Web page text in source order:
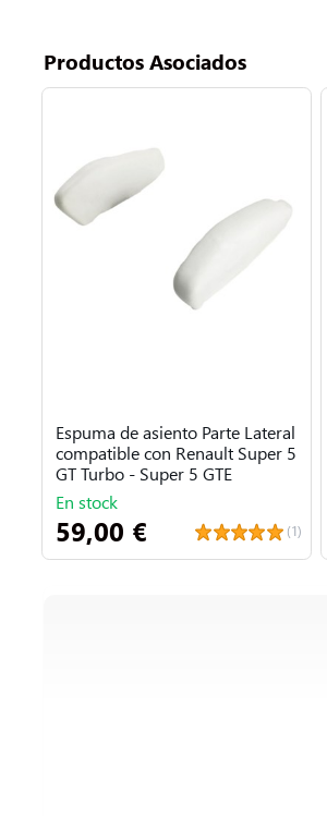
Productos Asociados
Espuma de asiento Parte Lateral
compatible con Renault Super 5
GT Turbo - Super 5 GTE
(1)
En stock
59,00 €